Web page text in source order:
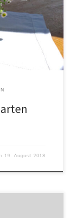
statt – die
und mit allerlei
[…]
19. August 2018